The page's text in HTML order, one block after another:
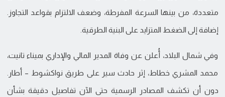
متعددة، من بينها السرعة المفرطة، وضعف الالتزام بقواعد التجاوز.
إضافة إلى الضغط المتزايد على البنية الطرقية.
وفي شمال البلاد، أُعلن عن وفاة المدير المالي والإداري بميناء تانيت،
محمد المشري خطاط، إثر حادث سير على طريق نواكشوط – أطار.
دون أن تكشف المصادر الرسمية حتى الآن تفاصيل دقيقة بشأن